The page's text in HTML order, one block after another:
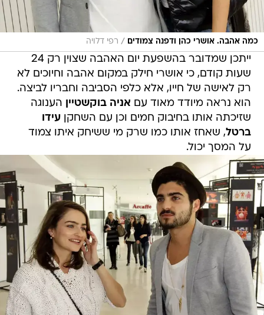
כמה אהבה. אושרי כהן ודפנה צמודים / רפי דלויה
ייתכן שמדובר בהשפעת יום האהבה שצוין רק 24
שעות קודם, כי אושרי חילק במקום אהבה וחיוכים לא
רק לאישה של חייו, אלא כלפי הסביבה וחבריו לביצה.
הוא נראה מיודד מאוד עם אניה בוקשטיין הענוגה
שזיכתה אותו בחיבוק חמים וכן עם השחקןעידו
ברטל, שאחז אותו כמו שרק מי ששיחק איתו צמוד
על המסך יכול.